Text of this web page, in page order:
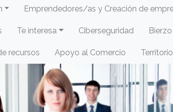
Emprendedores/as y Creación de
Te interesa Ciberseguridad
recursos Apoyo al Comercio